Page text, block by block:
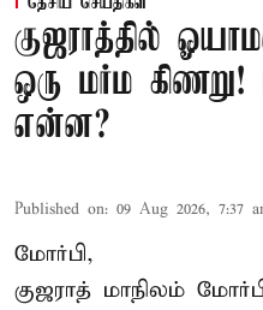
குஜராத்தில்
ஒரு மர்ம
என்ன?
Published on: 09 Aug 2026, 7:37
மோர்பி,
குஜராத் மாநிலம்